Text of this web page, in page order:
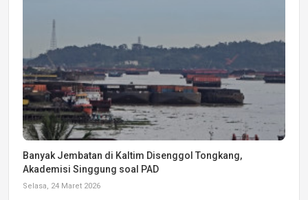
Banyak Jembatan di Kaltim Disenggol Tongkang,
Akademisi Singgung soal PAD
Selasa, 24 Maret 2026